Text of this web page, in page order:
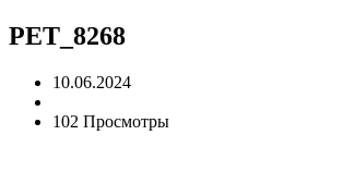
PET_8268
10.06.2024
102 Просмотры